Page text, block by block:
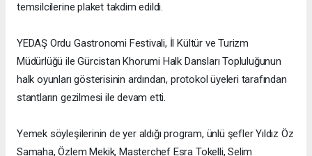
temsilcilerine plaket takdim edildi.
YEDAŞ Ordu Gastronomi Festivali, İl Kültür ve Turizm
Müdürlüğü ile Gürcistan Khorumi Halk Dansları Topluluğunun
halk oyunları gösterisinin ardından, protokol üyeleri tarafından
stantların gezilmesi ile devam etti.
Yemek söyleşilerinin de yer aldığı program, ünlü şefler Yıldız Öz
Samaha, Özlem Mekik, Masterchef Esra Tokelli, Selim